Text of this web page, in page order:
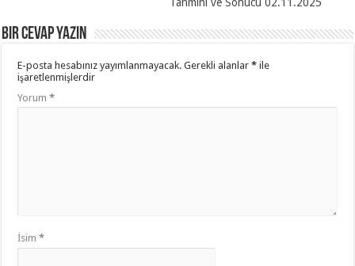
Bir cevap yazın
E-posta hesabınız yayımlanmayacak. Gerekli alanlar* ile
işaretlenmişlerdir
Yorum*
İsim*